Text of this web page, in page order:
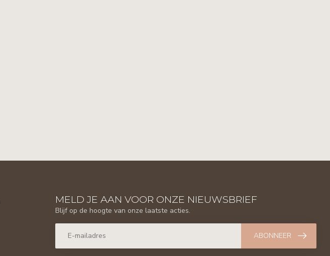
MELD JE AAN VOOR ONZE NIEUWSBRIEF
Blijf op de hoogte van onze laatste acties.
ABONNEER